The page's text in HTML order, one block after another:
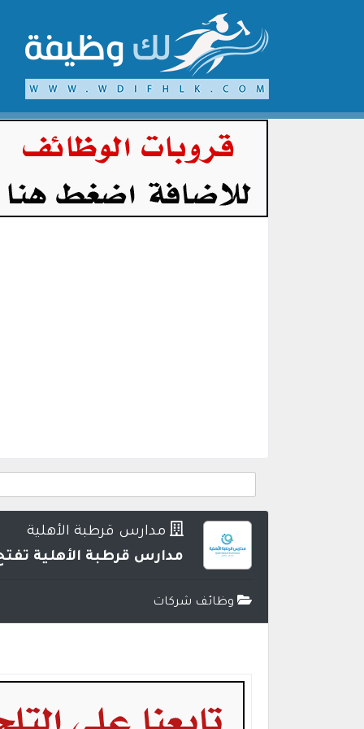
مدارس قرطبة الأهلية
مدارس قرطبة الأهلية تفتح
وظائف شركات